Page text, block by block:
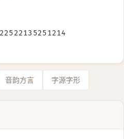
音韵方言 字源字形